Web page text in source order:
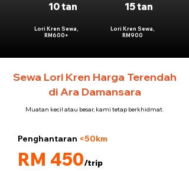
10 tan
Lori Kren Sewa,
RM600+
15 tan
Lori Kren Sewa,
RM900
Sewa Lori Kren Harga Terendah
di Ara Damansara
Muatan kecil atau besar, kami tetap berkhidmat.
Penghantaran <50km
RM 450/trip